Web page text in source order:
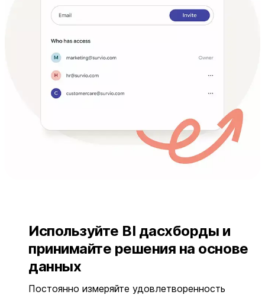
Используйте BI дасхборды и
принимайте решения на основе
данных
Постоянно измеряйте удовлетворенность